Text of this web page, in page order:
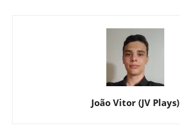
João Vitor (JV Plays)